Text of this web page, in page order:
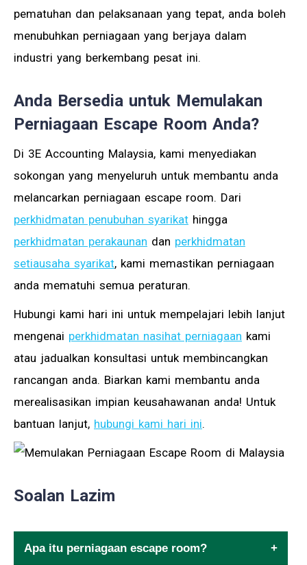
pematuhan dan pelaksanaan yang tepat, anda boleh
menubuhkan perniagaan yang berjaya dalam
industri yang berkembang pesat ini.
Anda Bersedia untuk Memulakan
Perniagaan Escape Room Anda?
Di 3E Accounting Malaysia, kami menyediakan
sokongan yang menyeluruh untuk membantu anda
melancarkan perniagaan escape room. Dari
perkhidmatan penubuhan syarikat hingga
perkhidmatan perakaunan dan perkhidmatan
setiausaha syarikat, kami memastikan perniagaan
anda mematuhi semua peraturan.
Hubungi kami hari ini untuk mempelajari lebih lanjut
mengenai perkhidmatan nasihat perniagaan kami
atau jadualkan konsultasi untuk membincangkan
rancangan anda. Biarkan kami membantu anda
merealisasikan impian keusahawanan anda! Untuk
bantuan lanjut, hubungi kami hari ini.
Soalan Lazim
Apa itu perniagaan escape room?